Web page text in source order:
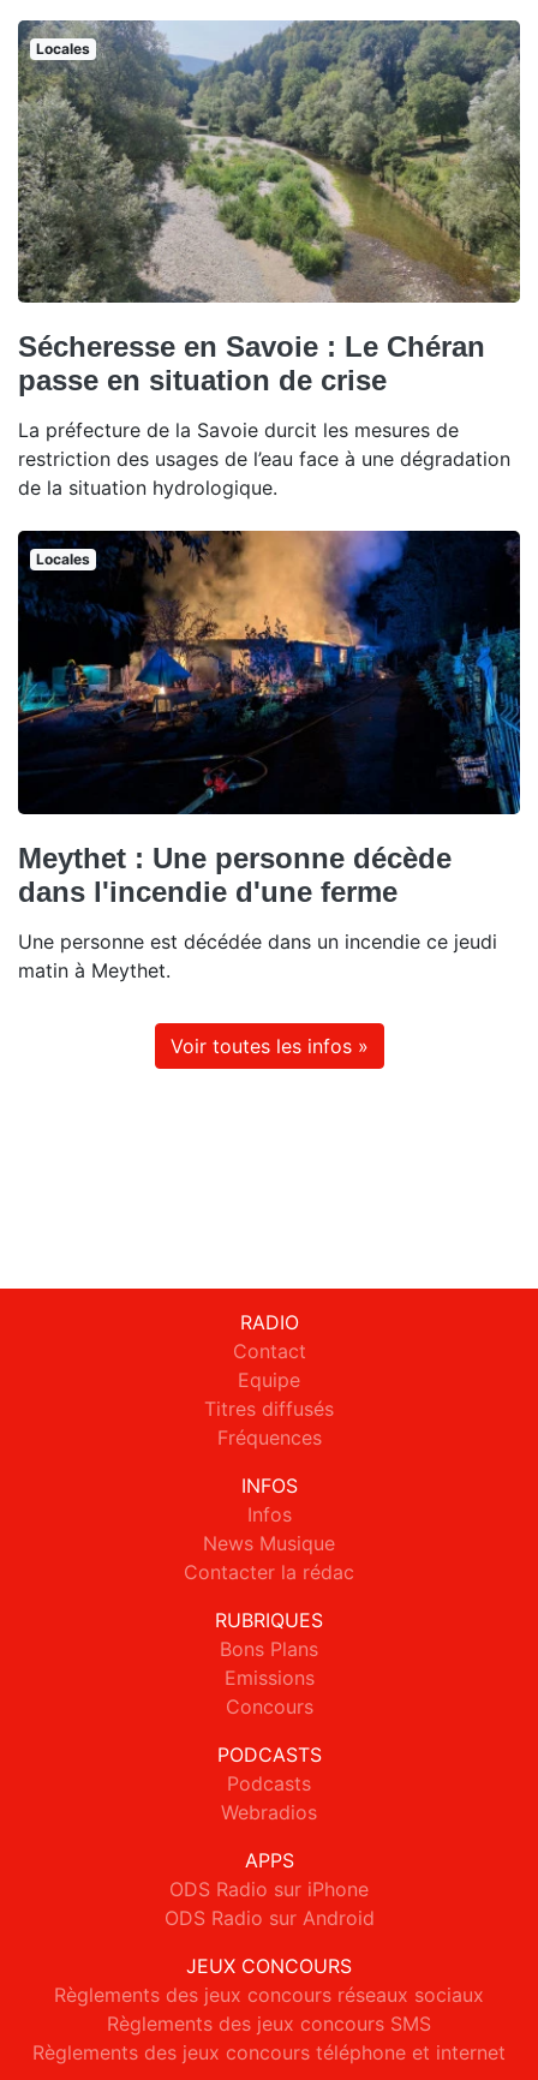
Locales
Sécheresse en Savoie : Le Chéran
passe en situation de crise
La préfecture de la Savoie durcit les mesures de
restriction des usages de l’eau face à une dégradation
de la situation hydrologique.
Locales
Meythet : Une personne décède
dans l'incendie d'une ferme
Une personne est décédée dans un incendie ce jeudi
matin à Meythet.
Voir toutes les infos »
RADIO
Contact
Equipe
Titres diffusés
Fréquences
INFOS
Infos
News Musique
Contacter la rédac
RUBRIQUES
Bons Plans
Emissions
Concours
PODCASTS
Podcasts
Webradios
APPS
ODS Radio sur iPhone
ODS Radio sur Android
JEUX CONCOURS
Règlements des jeux concours réseaux sociaux
Règlements des jeux concours SMS
Règlements des jeux concours téléphone et internet